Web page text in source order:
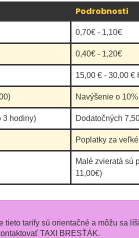
Podrobnosti
0,70€ - 1,10€
0,40€ - 1,20€
15,00 € - 30,00 €
Navýšenie o
3 hodiny) Dodatočných
Poplatky za
Malé zvieratá sú
11,00€)
tieto tarify sú orientačné a môžu sa
TAXI BRESŤÁK.